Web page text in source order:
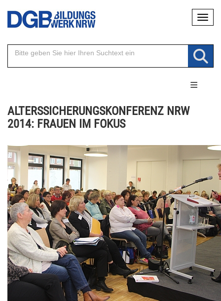
Direkt
Inhalt
ALTERSSICHERUNGSKONFERENZ NRW
2014: FRAUEN IM FOKUS